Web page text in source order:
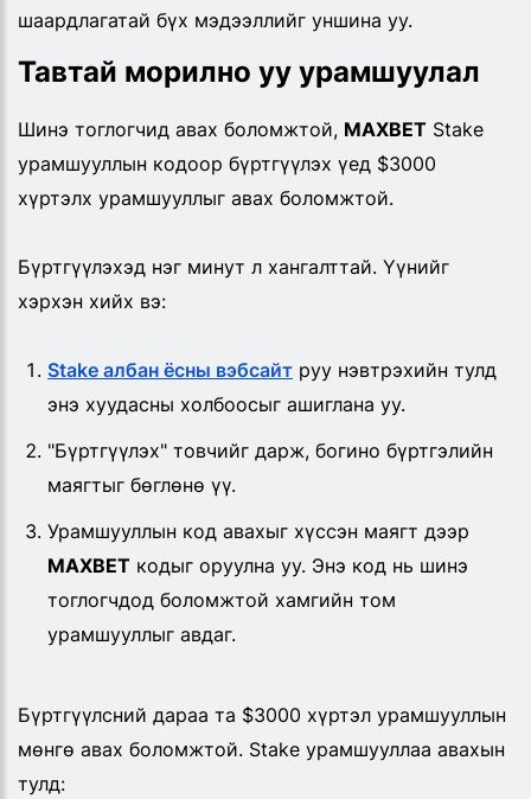
шаардлагатай бүх мэдээллийг уншина уу.
Тавтай морилно уу урамшуулал
Шинэ тоглогчид авах боломжтой, MAXBET Stake
урамшууллын кодоор бүртгүүлэх үед $3000
хүртэлх урамшууллыг авах боломжтой.
Бүртгүүлэхэд нэг минут л хангалттай. Үүнийг
хэрхэн хийх вэ:
Stake албан ёсны вэбсайт руу нэвтрэхийн тулд
энэ хуудасны холбоосыг ашиглана уу.
"Бүртгүүлэх" товчийг дарж, богино бүртгэлийн
маягтыг бөглөнө үү.
Урамшууллын код авахыг хүссэн маягт дээр
MAXBET кодыг оруулна уу. Энэ код нь шинэ
тоглогчдод боломжтой хамгийн том
урамшууллыг авдаг.
Бүртгүүлсний дараа та $3000 хүртэл урамшууллын
мөнгө авах боломжтой. Stake урамшууллаа авахын
тулд: